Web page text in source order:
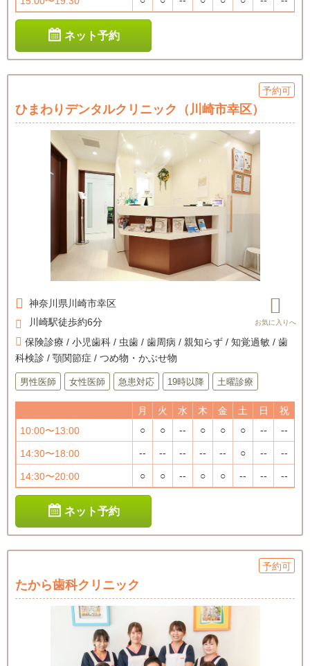
ネット予約
予約可
ひまわりデンタルクリニック（川崎市幸区）
神奈川県 川崎市幸区
川崎駅徒歩約6分
保険診療 / 小児歯科 / 虫歯 / 歯周病 / 親知らず / 知覚過敏 / 歯
科検診 / 顎関節症 / つめ物・かぶせ物
男性医師 女性医師 急患対応 19時以降 土曜診療
月 火 水 木 金 土 日
祝
10:00〜13:00
○ ○ -- ○ ○ ○ -- --
14:30〜18:00 -- -- -- -- -- ○ -- --
14:30〜20:00 ○ ○ -- ○ ○ -- -- --
ネット予約
予約可
たから歯科クリニック